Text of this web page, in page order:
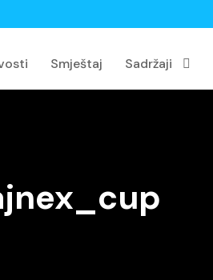
Smještaj Sadržaji